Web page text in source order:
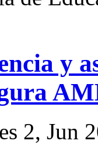
y
2, Jun